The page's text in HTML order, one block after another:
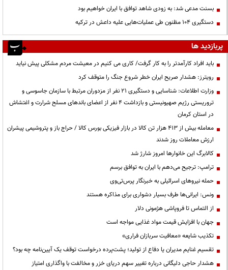
بسنت مدعی شد: به زودی شاهد توافق با ایران خواهیم بود
دستگیری ۱۰۴ مظنون طی عملیات‌هایی علیه داعش در ترکیه
پربازدید ها
باید افراد کارآمدتر را به کار گرفت/ کاری می کنیم در معیشت مردم مشکلی پیش نیاید
رویترز: هشدار صریح ایران خطر شروع جنگ را متوقف کرد
وزارت اطلاعات: شناسایی و دستگیری ۲۱ نفر از مزدوران مرتبط با سازمان جاسوسی و
تروریستی رژیم صهیونیستی و بازداشت ۴ نفر از اعضای باندهای مسلح شرارت و اغتشاش
در استان کرمان
معامله بیش از ۴۱۳ هزار تن کالا در بازار فیزیکی بورس کالا / حراج باز و پتروشیمی پیشران
ارزش معاملات روز شدند
کالابرگ این خانوارها امروز شارژ شد
ترامپ: ترجیح می‌دهم با ایران به توافق برسم
حمله نیروهای اسرائیلی به خبرنگار پرس‌تی‌وی
ونس: ایرانی‌ها طرف بسیار دشواری برای مذاکره هستند
از التماس تا فروپاشی هژمونی دلار
جهان با افزایش قیمت مواد غذایی مواجه است
تکذیب شایعه «معافیت سربازان فراری»
تقسیم غنایم مدیران یا دفاع از تولید؛ پشت‌پرده درخواست توقف یک آیین‌نامه چه بود؟
هشدار حاجی دلیگانی درباره تغییر سهم دریای خزر و مخالفت با واگذاری امتیاز